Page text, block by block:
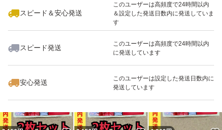
スピード＆安心発送
このユーザーは高頻度で24時間以内
＆設定した発送日数内に発送していま
す
スピード発送
このユーザーは高頻度で24時間以内
に発送しています
安心発送
このユーザーは設定した発送日数内に
発送しています
いいね！
1,200